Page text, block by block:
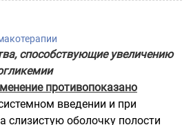
способствующие увеличению
противопоказано
введении и при
слизистую оболочку полости